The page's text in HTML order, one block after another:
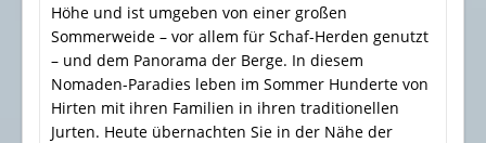
Höhe und ist umgeben von einer großen
Sommerweide – vor allem für Schaf-Herden genutzt
– und dem Panorama der Berge. In diesem
Nomaden-Paradies leben im Sommer Hunderte von
Hirten mit ihren Familien in ihren traditionellen
Jurten. Heute übernachten Sie in der Nähe der